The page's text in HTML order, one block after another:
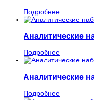
Подробнее
Аналитические
Подробнее
Аналитические
Подробнее